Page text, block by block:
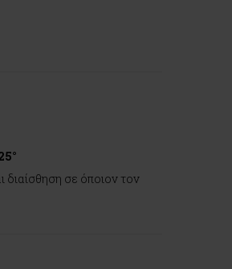
διαίσθηση σε όποιον τον